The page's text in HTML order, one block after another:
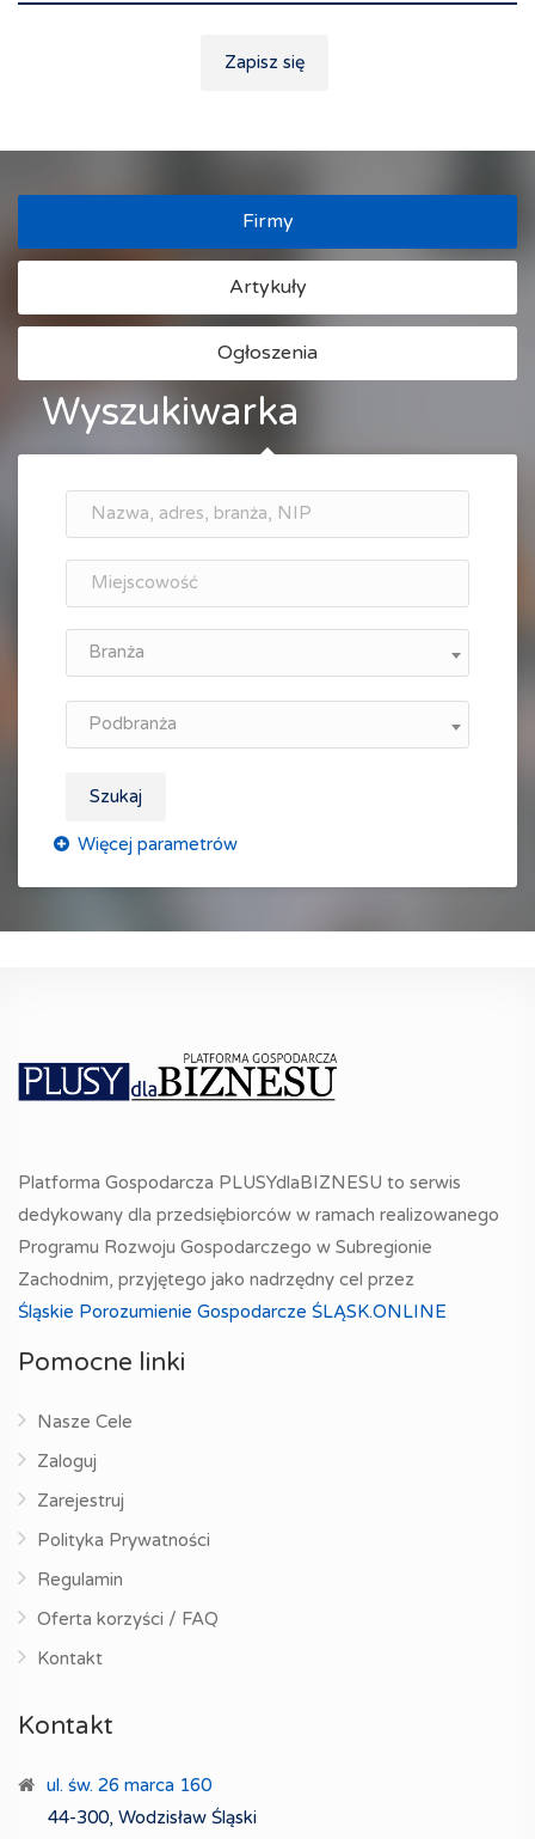
Zapisz się
Firmy
Artykuły
Ogłoszenia
Wyszukiwarka
Branża
Podbranża
Szukaj
Platforma Gospodarcza PLUSYdlaBIZNESU to serwis
dedykowany dla przedsiębiorców w ramach realizowanego
Programu Rozwoju Gospodarczego w Subregionie
Zachodnim, przyjętego jako nadrzędny cel przez
Śląskie Porozumienie Gospodarcze ŚLĄSK.ONLINE
Pomocne linki
Nasze Cele
Zaloguj
Zarejestruj
Polityka Prywatności
Regulamin
Oferta korzyści / FAQ
Kontakt
Kontakt
ul. św. 26 marca 160
44-300, Wodzisław Śląski